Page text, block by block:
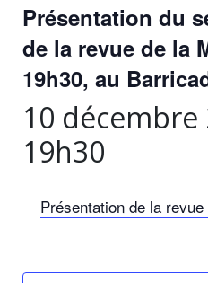
Présentation du
de la revue de la
19h30, au
10 décembre
19h30
Présentation de la